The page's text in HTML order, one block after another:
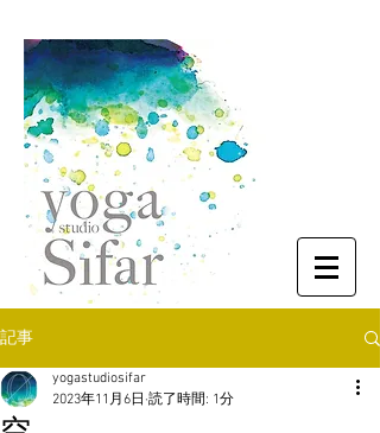
記事
yogastudiosifar
2023年11月6日 読了時間: 1分